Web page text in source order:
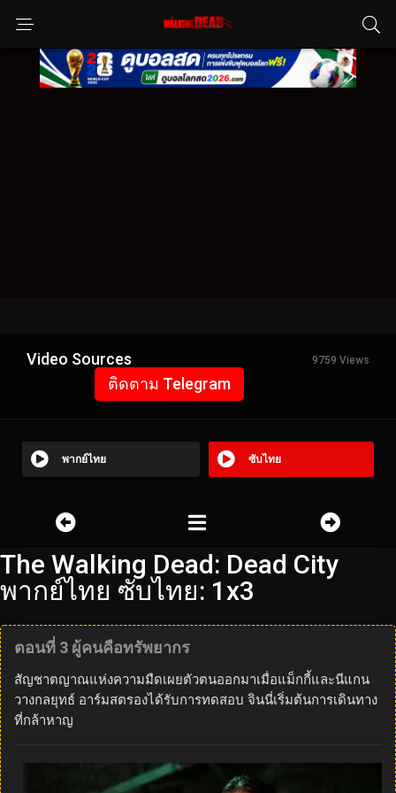
Video Sources 9759 Views
ติดตาม Telegram
พากย์ไทย ซับไทย
The Walking Dead: Dead City
พากย์ไทย ซับไทย: 1x3
ตอนที่ 3 ผู้คนคือทรัพยากร
สัญชาตญาณแห่งความมืดเผยตัวตนออกมาเมื่อแม็กกี้และนีแกน
วางกลยุทธ์ อาร์มสตรองได้รับการทดสอบ จินนี่เริ่มต้นการเดินทาง
ที่กล้าหาญ